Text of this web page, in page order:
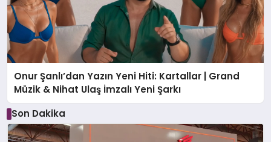
Onur Şanlı’dan Yazın Yeni Hiti: Kartallar | Grand
Müzik & Nihat Ulaş İmzalı Yeni Şarkı
Son Dakika